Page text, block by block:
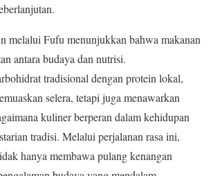
melalui Fufu menunjukkan bahwa makanan
antara budaya dan nutrisi.
tradisional dengan protein lokal,
selera, tetapi juga menawarkan
kuliner berperan dalam kehidupan
tradisi. Melalui perjalanan rasa ini,
hanya membawa pulang kenangan